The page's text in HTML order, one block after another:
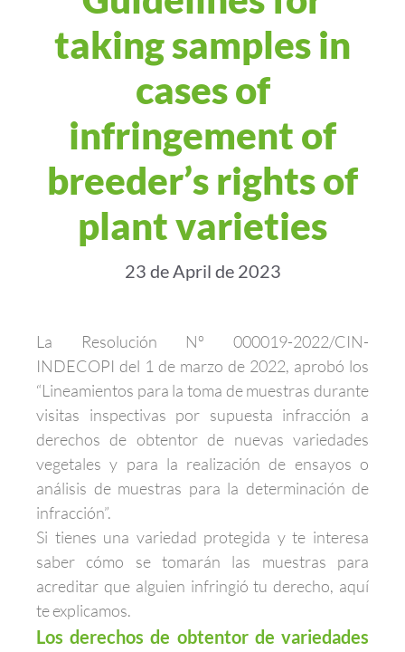
taking samples in
cases of
infringement of
breeder’s rights of
plant varieties
23 de April de 2023
La Resolución Nº 000019-2022/CIN-
INDECOPI del 1 de marzo de 2022, aprobó los
“Lineamientos para la toma de muestras durante
visitas inspectivas por supuesta infracción a
derechos de obtentor de nuevas variedades
vegetales y para la realización de ensayos o
análisis de muestras para la determinación de
infracción”.
Si tienes una variedad protegida y te interesa
saber cómo se tomarán las muestras para
acreditar que alguien infringió tu derecho, aquí
te explicamos.
Los derechos de obtentor de variedades